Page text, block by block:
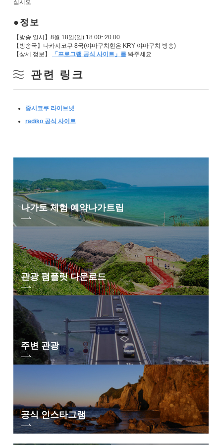
십시오
정보
【방송 일시】8월 18일(일) 18:00~20:00
【방송국】나카시코쿠 8국(야마구치현은 KRY 야마구치 방송)
【상세 정보】
「프로그램 공식 사이트」를봐주세요
관련 링크
중시코쿠 라이브넷
radiko 공식 사이트
나가토 체험 예약나가트립
관광 팸플릿 다운로드
주변 관광
공식 인스타그램